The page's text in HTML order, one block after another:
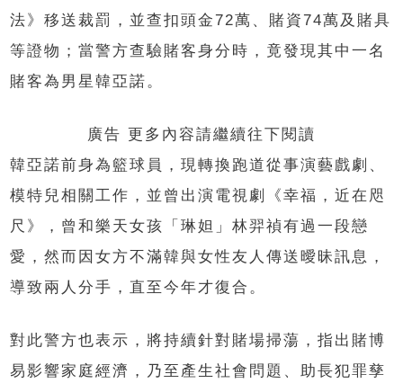
法》移送裁罰，並查扣頭金72萬、賭資74萬及賭具
等證物；當警方查驗賭客身分時，竟發現其中一名
賭客為男星韓亞諾。
廣告 更多內容請繼續往下閱讀
韓亞諾前身為籃球員，現轉換跑道從事演藝戲劇、
模特兒相關工作，並曾出演電視劇《幸福，近在咫
尺》，曾和樂天女孩「琳妲」林羿禎有過一段戀
愛，然而因女方不滿韓與女性友人傳送曖昧訊息，
導致兩人分手，直至今年才復合。
對此警方也表示，將持續針對賭場掃蕩，指出賭博
易影響家庭經濟，乃至產生社會問題、助長犯罪孳